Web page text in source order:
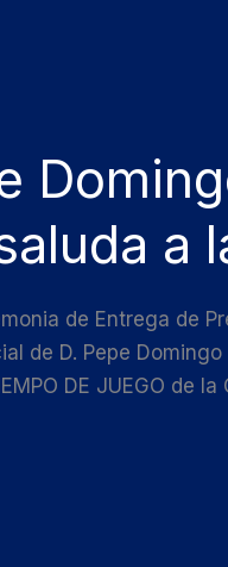
a
de Entrega de
de D. Pepe
DE JUEGO de la